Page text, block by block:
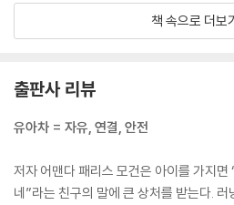
존까지 보장해주는 투자보다 더 가치 있는
빅토리아시대 물건처럼 보여서만이 아니
숭배와 그 시대를 정의했던 이상화된 모성
내 보이기 때문이다. 지금의 트래블 시스
리 시대에 관한 무언가를 드러내는 것처럼
--- p.132~133
책 속으로 더보
출판사 리뷰
유아차 = 자유, 연결, 안전
저자 어맨다 패리스 모건은 아이를 가지
네”라는 친구의 말에 큰 상처를 받는다.